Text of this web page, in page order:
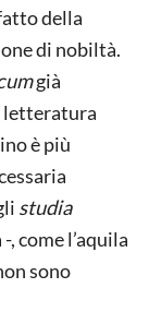
della
di nobiltà.
già
letteratura
è più
studia
, come l’aquila
sono